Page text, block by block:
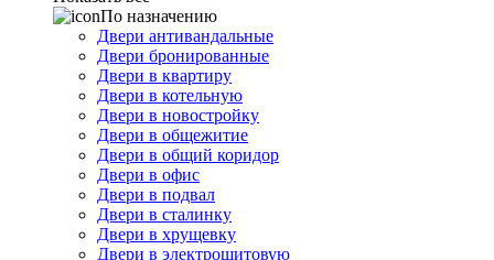
По назначению
Двери антивандальные
Двери бронированные
Двери в квартиру
Двери в котельную
Двери в новостройку
Двери в общежитие
Двери в общий коридор
Двери в офис
Двери в подвал
Двери в сталинку
Двери в хрущевку
Двери в электрощитовую